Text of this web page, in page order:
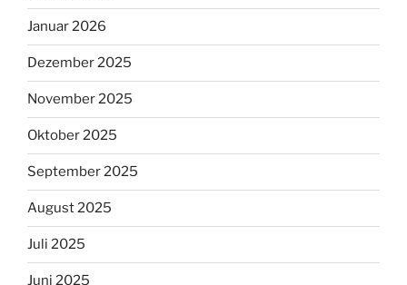
Januar 2026
Dezember 2025
November 2025
Oktober 2025
September 2025
August 2025
Juli 2025
Juni 2025